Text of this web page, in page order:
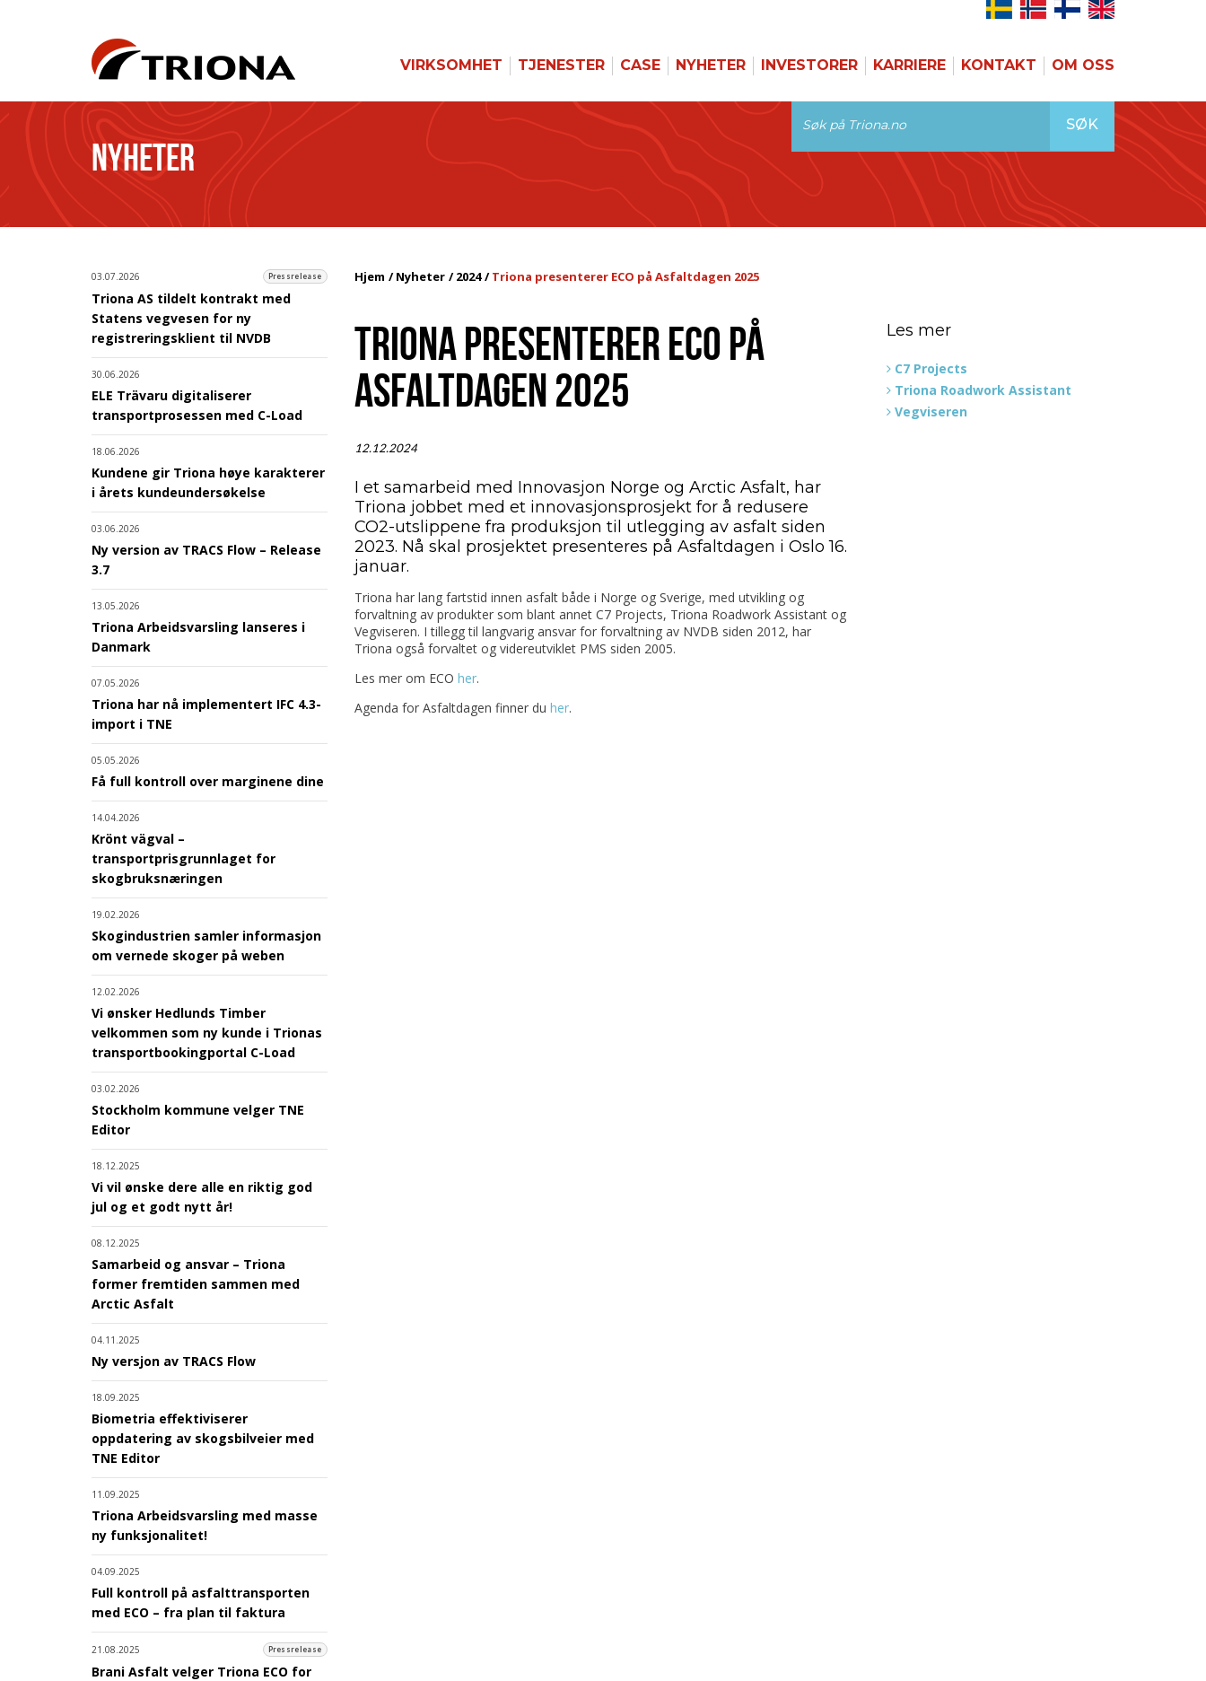
VIRKSOMHET TJENESTER CASE NYHETER INVESTORER KARRIERE KONTAKT OM OSS
NYHETER
SØK
03.07.2026 Pressrelease
Triona AS tildelt kontrakt med
Statens vegvesen for ny
registreringsklient til NVDB
30.06.2026
ELE Trävaru digitaliserer
transportprosessen med C-Load
18.06.2026
Kundene gir Triona høye karakterer
i årets kundeundersøkelse
03.06.2026
Ny version av TRACS Flow – Release
3.7
13.05.2026
Triona Arbeidsvarsling lanseres i
Danmark
07.05.2026
Triona har nå implementert IFC 4.3-
import i TNE
05.05.2026
Få full kontroll over marginene dine
14.04.2026
Krönt vägval –
transportprisgrunnlaget for
skogbruksnæringen
19.02.2026
Skogindustrien samler informasjon
om vernede skoger på weben
12.02.2026
Vi ønsker Hedlunds Timber
velkommen som ny kunde i Trionas
transportbookingportal C-Load
03.02.2026
Stockholm kommune velger TNE
Editor
18.12.2025
Vi vil ønske dere alle en riktig god
jul og et godt nytt år!
08.12.2025
Samarbeid og ansvar – Triona
former fremtiden sammen med
Arctic Asfalt
04.11.2025
Ny versjon av TRACS Flow
18.09.2025
Biometria effektiviserer
oppdatering av skogsbilveier med
TNE Editor
11.09.2025
Triona Arbeidsvarsling med masse
ny funksjonalitet!
04.09.2025
Full kontroll på asfalttransporten
med ECO – fra plan til faktura
21.08.2025 Pressrelease
Brani Asfalt velger Triona ECO for
Hjem Nyheter 2024 Triona presenterer ECO på Asfaltdagen 2025
TRIONA PRESENTERER ECO PÅ
ASFALTDAGEN 2025
12.12.2024
I et samarbeid med Innovasjon Norge og Arctic Asfalt, har
Triona jobbet med et innovasjonsprosjekt for å redusere
CO2-utslippene fra produksjon til utlegging av asfalt siden
2023. Nå skal prosjektet presenteres på Asfaltdagen i Oslo 16.
januar.
Triona har lang fartstid innen asfalt både i Norge og Sverige, med utvikling og
forvaltning av produkter som blant annet C7 Projects, Triona Roadwork Assistant og
Vegviseren. I tillegg til langvarig ansvar for forvaltning av NVDB siden 2012, har
Triona også forvaltet og videreutviklet PMS siden 2005.
Les mer om ECO her.
Agenda for Asfaltdagen finner du her.
Les mer
C7 Projects
Triona Roadwork Assistant
Vegviseren